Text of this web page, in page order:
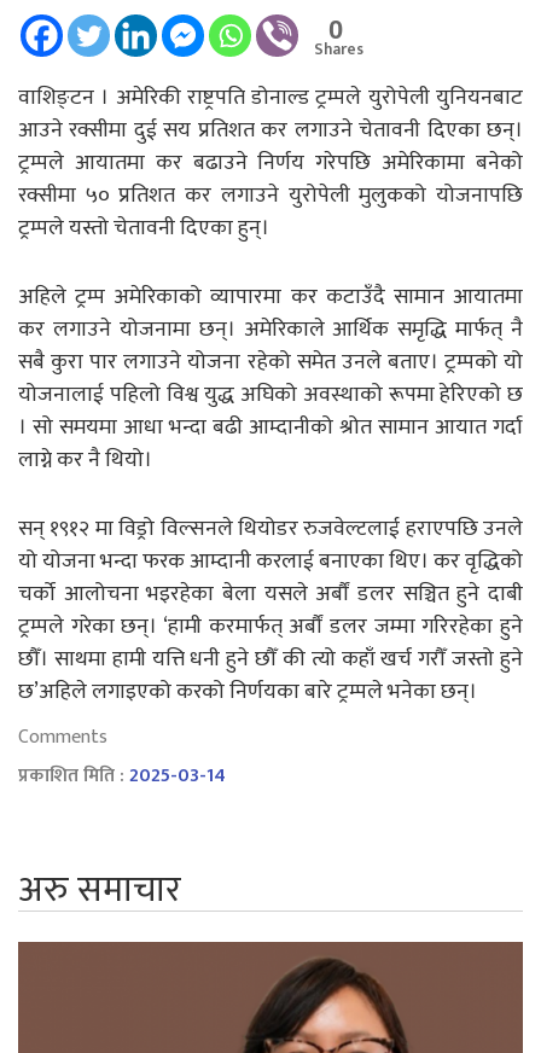
0
Shares
वाशिङ्टन । अमेरिकी राष्ट्रपति डोनाल्ड ट्रम्पले युरोपेली युनियनबाट
आउने रक्सीमा दुई सय प्रतिशत कर लगाउने चेतावनी दिएका छन्।
ट्रम्पले आयातमा कर बढाउने निर्णय गरेपछि अमेरिकामा बनेको
रक्सीमा ५० प्रतिशत कर लगाउने युरोपेली मुलुकको योजनापछि
ट्रम्पले यस्तो चेतावनी दिएका हुन्।
अहिले ट्रम्प अमेरिकाको व्यापारमा कर कटाउँदै सामान आयातमा
कर लगाउने योजनामा छन्। अमेरिकाले आर्थिक समृद्धि मार्फत् नै
सबै कुरा पार लगाउने योजना रहेको समेत उनले बताए। ट्रम्पको यो
योजनालाई पहिलो विश्व युद्ध अघिको अवस्थाको रूपमा हेरिएको छ
। सो समयमा आधा भन्दा बढी आम्दानीको श्रोत सामान आयात गर्दा
लाग्ने कर नै थियो।
सन् १९१२ मा विड्रो विल्सनले थियोडर रुजवेल्टलाई हराएपछि उनले
यो योजना भन्दा फरक आम्दानी करलाई बनाएका थिए। कर वृद्धिको
चर्को आलोचना भइरहेका बेला यसले अर्बौं डलर सञ्चित हुने दाबी
ट्रम्पले गरेका छन्। ‘हामी करमार्फत् अर्बौं डलर जम्मा गरिरहेका हुने
छौँ। साथमा हामी यत्ति धनी हुने छौँ की त्यो कहाँ खर्च गरौँ जस्तो हुने
छ’अहिले लगाइएको करको निर्णयका बारे ट्रम्पले भनेका छन्।
Comments
प्रकाशित मिति :2025-03-14
अरु समाचार